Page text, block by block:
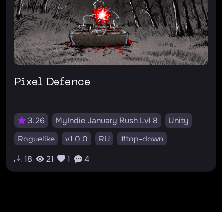
Pixel Defence
3.26 MyIndie January Rush Lvl 8
Unity
Roguelike
v1.0.0 RU
#top-down
#roguelike
#2d
18 21 1 4